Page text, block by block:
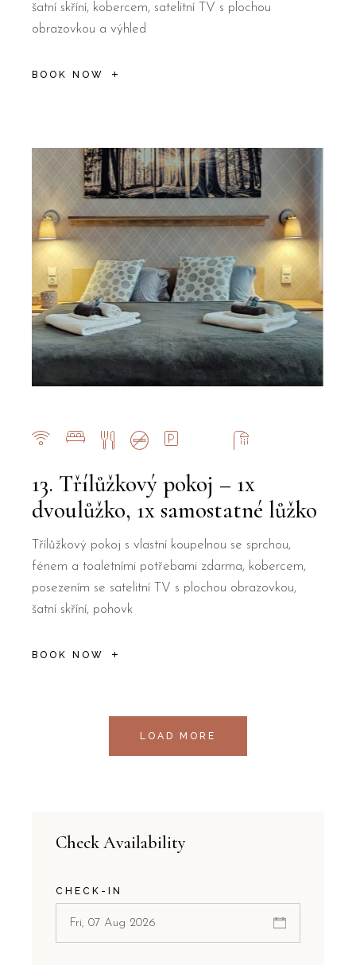
šatní skříní, kobercem, satelitní TV s plochou
obrazovkou a výhled
BOOK NOW
13. Třílůžkový pokoj – 1x
dvoulůžko, 1x samostatné lůžko
Třílůžkový pokoj s vlastní koupelnou se sprchou,
fénem a toaletními potřebami zdarma, kobercem,
posezením se satelitní TV s plochou obrazovkou,
šatní skříní, pohovk
BOOK NOW
LOAD MORE
Check Availability
CHECK-IN